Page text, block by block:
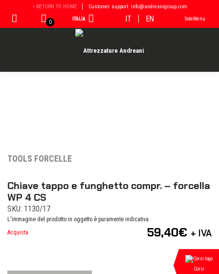
contenuto
< RETURN TO HOME Customer support: info@andreanigroup.com
0 ITALIA IT EN SideMenu
TOOLS FORCELLE
Chiave tappo e funghetto compr. – forcella
WP 4 CS
SKU: 1130/17
L'immagine del prodotto in oggetto è puramente indicativa
Acquista
59,40€ + IVA
Corsi